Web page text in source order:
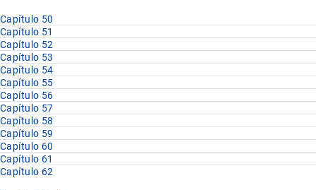
Capítulo 50
Capítulo 51
Capítulo 52
Capítulo 53
Capítulo 54
Capítulo 55
Capítulo 56
Capítulo 57
Capítulo 58
Capítulo 59
Capítulo 60
Capítulo 61
Capítulo 62